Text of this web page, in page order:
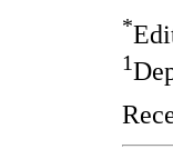
*
1